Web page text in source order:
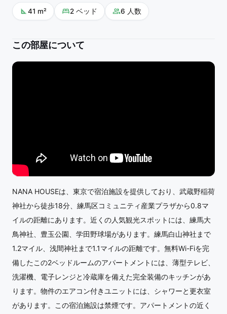
41 m² 2 ベッド 6 人数
この部屋について
NANA HOUSEは、東京で宿泊施設を提供しており、武蔵野稲荷
神社から徒歩18分、練馬区コミュニティ産業プラザから0.8マ
イルの距離にあります。近くの人気観光スポットには、練馬大
鳥神社、豊玉公園、学田野球場があります。練馬白山神社まで
1.2マイル、浅間神社まで1.1マイルの距離です。無料Wi-Fiを完
備したこの2ベッドルームのアパートメントには、薄型テレビ、
洗濯機、電子レンジと冷蔵庫を備えた完全装備のキッチンがあ
ります。物件のエアコン付きユニットには、シャワーと更衣室
があります。この宿泊施設は禁煙です。アパートメントの近く